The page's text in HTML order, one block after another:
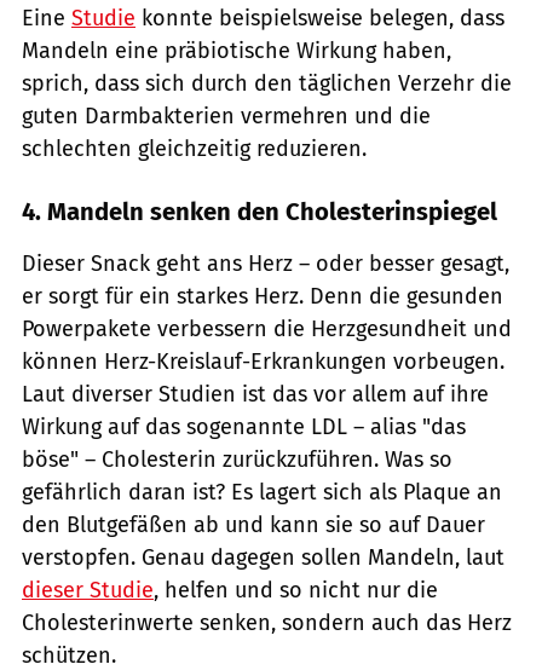
Eine Studie konnte beispielsweise belegen, dass
Mandeln eine präbiotische Wirkung haben,
sprich, dass sich durch den täglichen Verzehr die
guten Darmbakterien vermehren und die
schlechten gleichzeitig reduzieren.
4. Mandeln senken den Cholesterinspiegel
Dieser Snack geht ans Herz – oder besser gesagt,
er sorgt für ein starkes Herz. Denn die gesunden
Powerpakete verbessern die Herzgesundheit und
können Herz-Kreislauf-Erkrankungen vorbeugen.
Laut diverser Studien ist das vor allem auf ihre
Wirkung auf das sogenannte LDL – alias "das
böse" – Cholesterin zurückzuführen. Was so
gefährlich daran ist? Es lagert sich als Plaque an
den Blutgefäßen ab und kann sie so auf Dauer
verstopfen. Genau dagegen sollen Mandeln, laut
dieser Studie, helfen und so nicht nur die
Cholesterinwerte senken, sondern auch das Herz
schützen.